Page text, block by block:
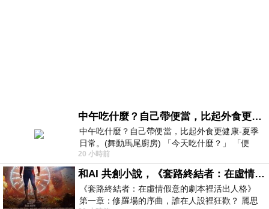
中午吃什麼？自己帶便當，比起外食更健康-夏季日常。(舞動馬尾廚房)
中午吃什麼？自己帶便當，比起外食更健康-夏季
日常。(舞動馬尾廚房) 「今天吃什麼？」 「便
當？麵？還是炒飯？」 每天都在選擇
20 小時前
和AI 共創小說，《套路終結者：在虛情假意的劇本裡活出人格》
《套路終結者：在虛情假意的劇本裡活出人格》
第一章：修羅場的序曲，誰在人設裡狂歡？ 麗思